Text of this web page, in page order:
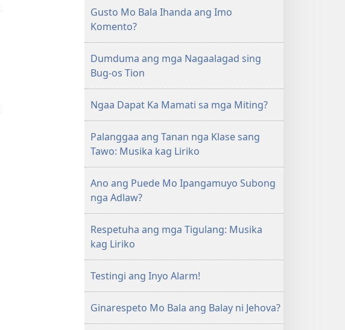
Gusto Mo Bala Ihanda ang Imo
Komento?
Dumduma ang mga Nagaalagad sing
Bug-os Tion
Ngaa Dapat Ka Mamati sa mga Miting?
Palanggaa ang Tanan nga Klase sang
Tawo: Musika kag Liriko
Ano ang Puede Mo Ipangamuyo Subong
nga Adlaw?
Respetuha ang mga Tigulang: Musika
kag Liriko
Testingi ang Inyo Alarm!
Ginarespeto Mo Bala ang Balay ni Jehova?